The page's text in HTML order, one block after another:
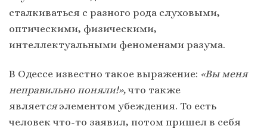
сталкиваться с разного рода слуховыми,
оптическими, физическими,
интеллектуальными феноменами разума.
В Одессе известно такое выражение: «Вы меня
неправильно поняли!»,что также
являетсяэлементом убеждения. То есть
человек что-то заявил, потом пришел в себя